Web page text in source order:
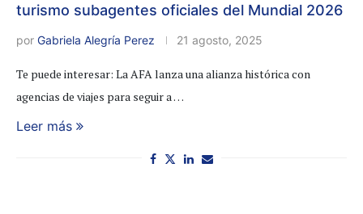
turismo subagentes oficiales del Mundial 2026
por Gabriela Alegría Perez 21 agosto, 2025
Te puede interesar: La AFA lanza una alianza histórica con
agencias de viajes para seguir a …
Leer más